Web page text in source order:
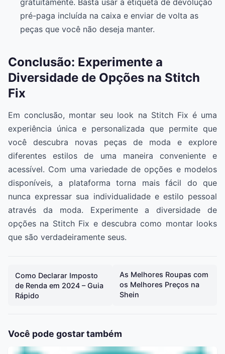
gratuitamente. Basta usar a etiqueta de devolução
pré-paga incluída na caixa e enviar de volta as
peças que você não deseja manter.
Conclusão: Experimente a
Diversidade de Opções na Stitch
Fix
Em conclusão, montar seu look na Stitch Fix é uma
experiência única e personalizada que permite que
você descubra novas peças de moda e explore
diferentes estilos de uma maneira conveniente e
acessível. Com uma variedade de opções e modelos
disponíveis, a plataforma torna mais fácil do que
nunca expressar sua individualidade e estilo pessoal
através da moda. Experimente a diversidade de
opções na Stitch Fix e descubra como montar looks
que são verdadeiramente seus.
Como Declarar Imposto
de Renda em 2024 – Guia
Rápido
As Melhores Roupas com
os Melhores Preços na
Shein
Você pode gostar também